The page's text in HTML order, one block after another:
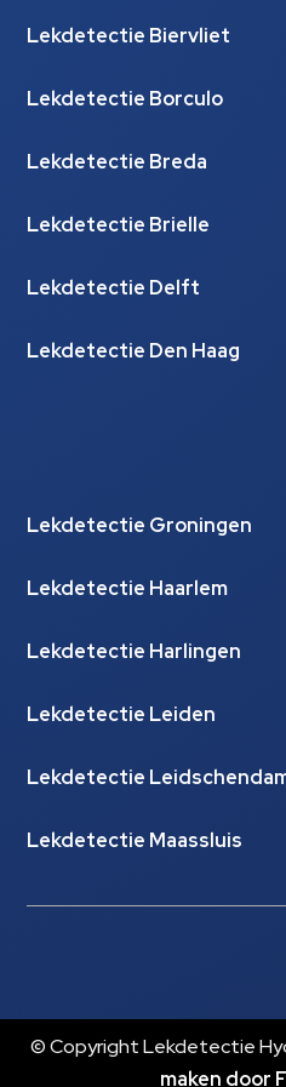
Lekdetectie Biervliet
Lekdetectie Borculo
Lekdetectie Breda
Lekdetectie Brielle
Lekdetectie Delft
Lekdetectie Den Haag
Lekdetectie Groningen
Lekdetectie Haarlem
Lekdetectie Harlingen
Lekdetectie Leiden
Lekdetectie
Lekdetectie Maassluis
© Copyright Lekdetectie
maken door